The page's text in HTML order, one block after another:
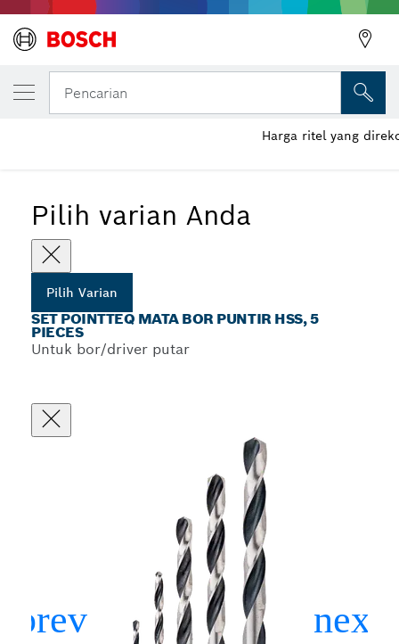
Pencarian
Set Mata Bor Puntir HSS PointTeQ dengan Shank Silindris
Pilih varian Anda
Pilih Varian
SET POINTTEQ MATA BOR PUNTIR HSS, 5
PIECES
Untuk bor/driver putar
VARIAN PILIHAN ANDA
Set PointTeQ Mata Bor Puntir HSS, 5
Harga ritel yang